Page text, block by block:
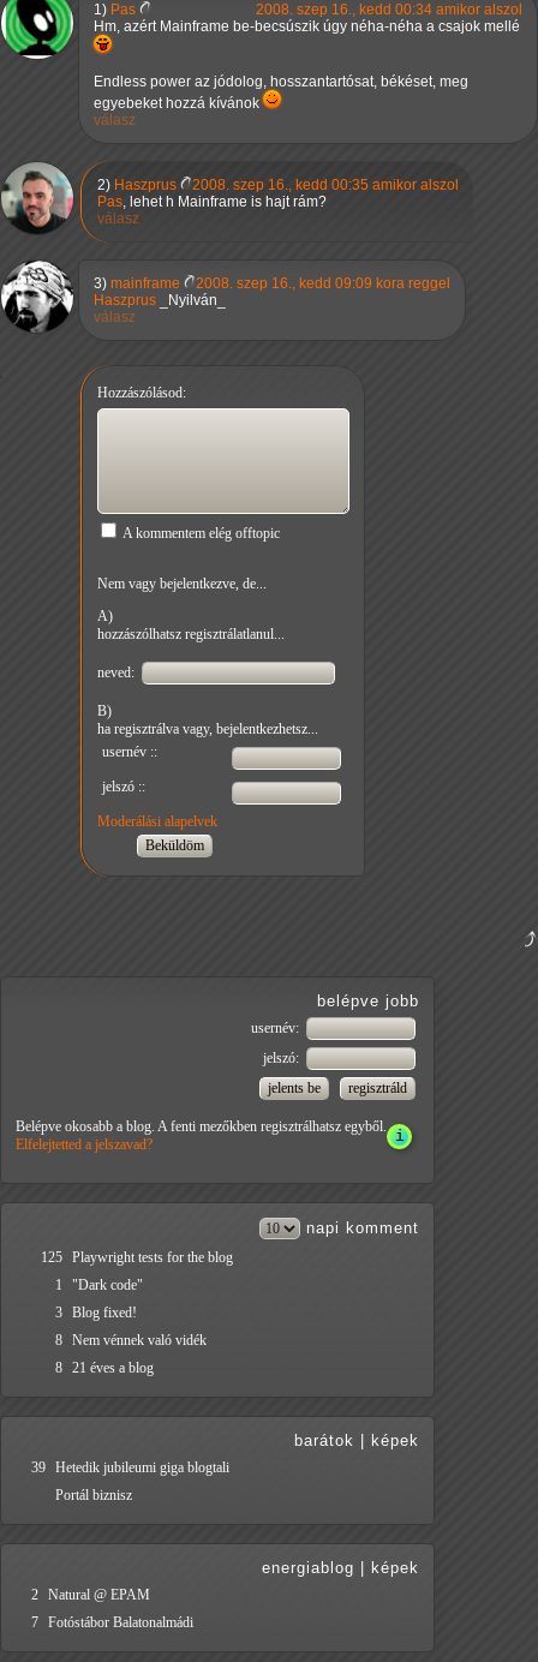
1) Pas
2008. szep 16., kedd 00:34 amikor alszol
Hm, azért Mainframe be-becsúszik úgy néha-néha a csajok mellé
Endless power az jódolog, hosszantartósat, békéset, meg
egyebeket hozzá kívánok
válasz
2) Haszprus
2008. szep 16., kedd 00:35 amikor alszol
Pas, lehet h Mainframe is hajt rám?
válasz
3) mainframe
2008. szep 16., kedd 09:09 kora reggel
Haszprus _Nyilván_
válasz
Hozzászólásod:
A kommentem elég offtopic
Nem vagy bejelentkezve, de...
A)
hozzászólhatsz regisztrálatlanul...
neved:
B)
ha regisztrálva vagy, bejelentkezhetsz...
usernév ::
jelszó ::
Moderálási alapelvek
belépve jobb
usernév:
jelszó:
Belépve okosabb a blog. A fenti mezőkben regisztrálhatsz egyből.
Elfelejtetted a jelszavad?
napi komment
125 Playwright tests for the blog
1
"Dark code"
3 Blog fixed!
8 Nem vénnek való vidék
8 21 éves a blog
barátok képek
39 Hetedik jubileumi giga blogtali
Portál biznisz
energiablog képek
2 Natural @ EPAM
7 Fotóstábor Balatonalmádi